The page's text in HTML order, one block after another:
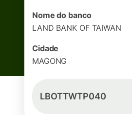
Nome do banco
LAND BANK OF TAIWAN
Cidade
MAGONG
LBOTTWTP040